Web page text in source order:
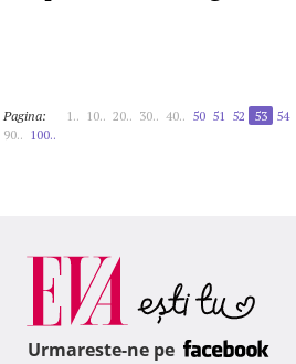
Pagina: 1.. 10.. 20.. 30.. 40.. 50 51 52 53 54
90.. 100..
Urmareste-ne pe